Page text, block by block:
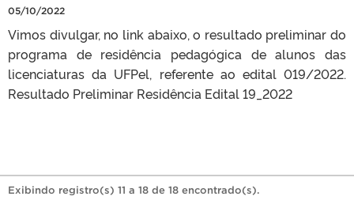
05/10/2022
Vimos divulgar, no link abaixo, o resultado preliminar do
programa de residência pedagógica de alunos das
licenciaturas da UFPel, referente ao edital 019/2022.
Resultado Preliminar Residência Edital 19_2022
Exibindo registro(s) 11 a 18 de 18 encontrado(s).